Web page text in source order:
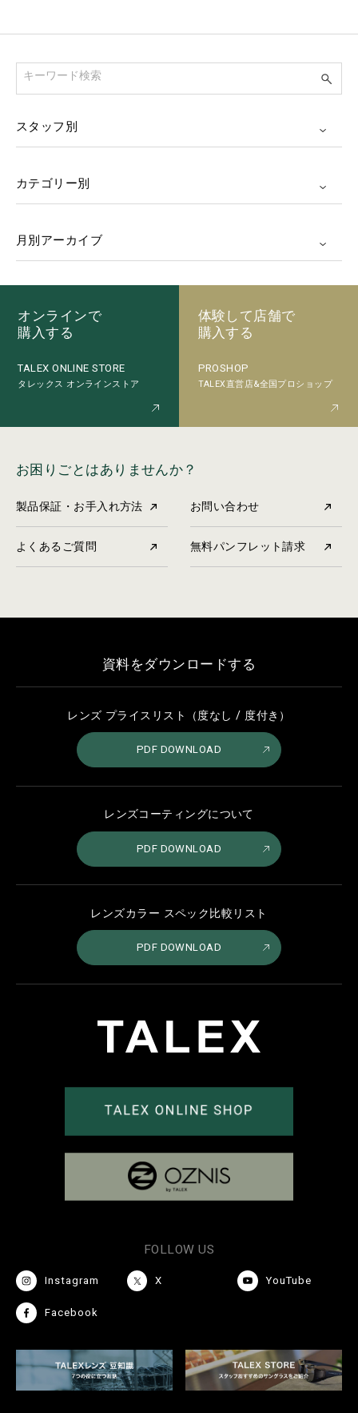
スタッフ別
カテゴリー別
月別アーカイブ
オンラインで
購入する
TALEX ONLINE STORE
タレックス オンラインストア
体験して店舗で
購入する
PROSHOP
TALEX直営店&全国プロショップ
お困りごとはありませんか？
製品保証・お手入れ方法 お問い合わせ
よくあるご質問 無料パンフレット請求
資料をダウンロードする
レンズ プライスリスト（度なし / 度付き）
PDF DOWNLOAD
レンズコーティングについて
PDF DOWNLOAD
レンズカラー スペック比較リスト
PDF DOWNLOAD
FOLLOW US
Instagram X YouTube
Facebook